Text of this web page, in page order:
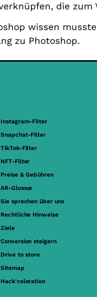
die zum
wissen
zu Photoshop.
Instagram-Filter
Snapchat-Filter
TikTok-Filter
NFT-Filter
Preise & Gebühren
AR-Glossar
Sie sprechen über uns
Rechtliche Hinweise
Ziele
Conversion steigern
Drive to store
Sitemap
Hack'celeration